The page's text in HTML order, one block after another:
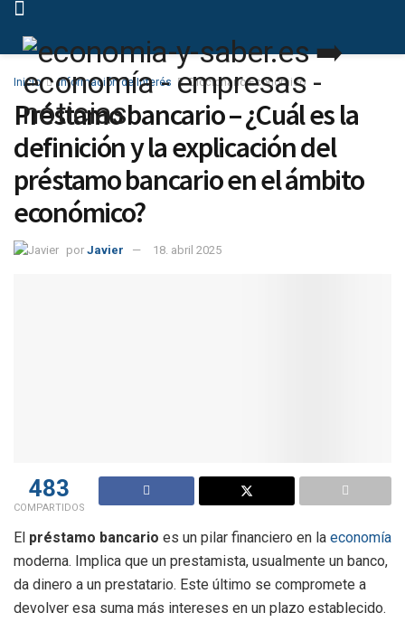
Inicio Información de Interés Diccionario Económico
Préstamo bancario – ¿Cuál es la
definición y la explicación del
préstamo bancario en el ámbito
económico?
por Javier 18. abril 2025
483
COMPARTIDOS
El préstamo bancario es un pilar financiero en la economía
moderna. Implica que un prestamista, usualmente un banco,
da dinero a un prestatario. Este último se compromete a
devolver esa suma más intereses en un plazo establecido.